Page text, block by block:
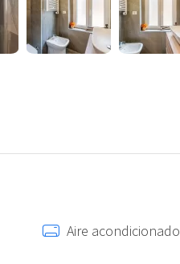
Aire acondicionado